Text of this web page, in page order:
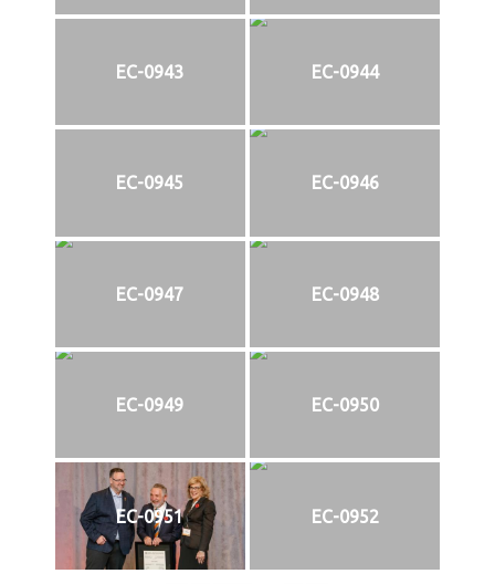
EC-0943 EC-0944
EC-0945 EC-0946
EC-0947 EC-0948
EC-0949 EC-0950
EC-0951 EC-0952